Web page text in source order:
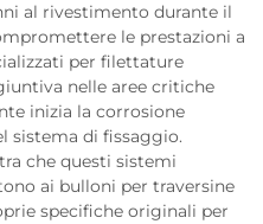
al rivestimento durante il
le prestazioni a
per filettature
nelle aree critiche
inizia la corrosione
sistema di fissaggio.
che questi sistemi
ai bulloni per traversine
specifiche originali per